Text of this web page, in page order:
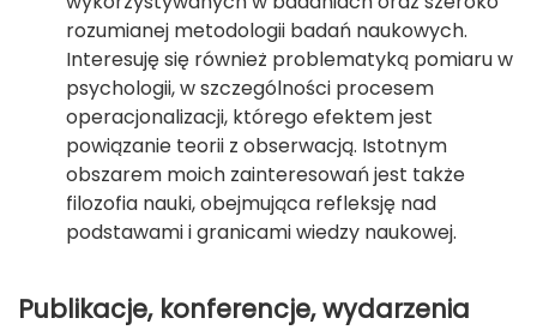
rozumianej metodologii badań naukowych.
Interesuję się również problematyką pomiaru w
psychologii, w szczególności procesem
operacjonalizacji, którego efektem jest
powiązanie teorii z obserwacją. Istotnym
obszarem moich zainteresowań jest także
filozofia nauki, obejmująca refleksję nad
podstawami i granicami wiedzy naukowej.
Publikacje, konferencje, wydarzenia